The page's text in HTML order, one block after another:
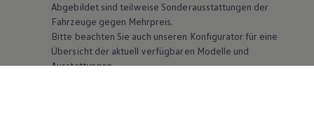
Abgebildet sind teilweise Sonderausstattungen der
Fahrzeuge gegen Mehrpreis.
Bitte beachten Sie auch unseren Konfigurator für eine
Übersicht der aktuell verfügbaren Modelle und
Ausstattungen.